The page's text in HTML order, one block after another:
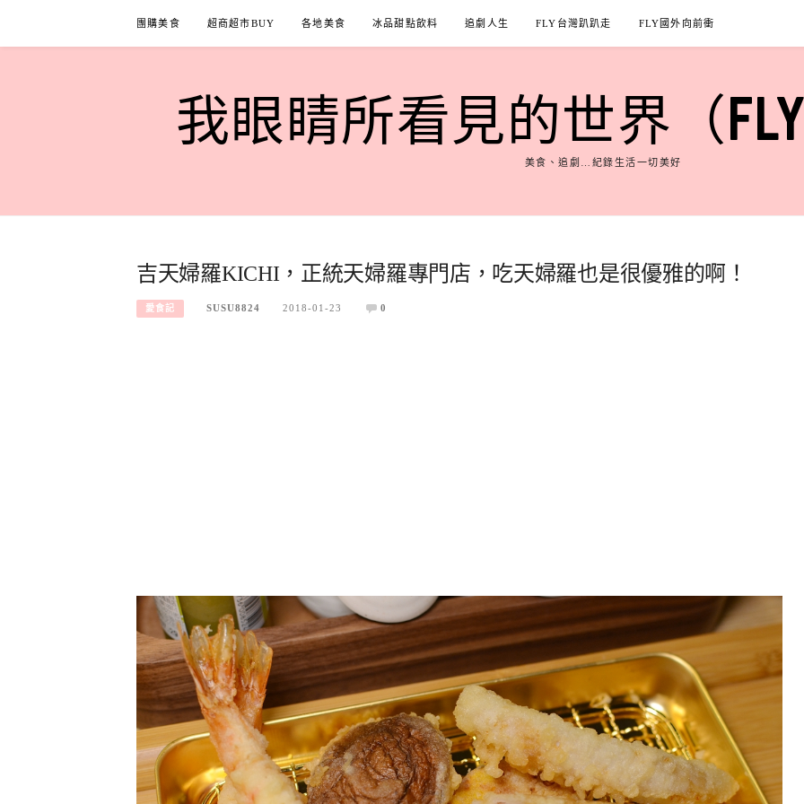
content
團購美食 超商超市BUY 各地美食 冰品甜點飲料 追劇人生 FLY台灣趴趴走 FLY國外向前衝
我眼睛所看見的世界（
美食、追劇…紀錄生活一切美好
吉天婦羅KICHI，正統天婦羅專門店，吃天婦羅也是很優雅的啊！
愛食記 SUSU8824 2018-01-23 0